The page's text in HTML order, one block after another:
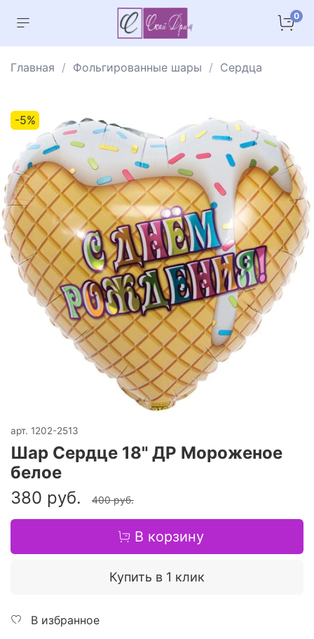
0
Главная Фольгированные шары Сердца
-5%
арт. 1202-2513
Шар Сердце 18" ДР Мороженое
белое
380 руб.
400 руб.
В корзину
Купить в 1 клик
В избранное